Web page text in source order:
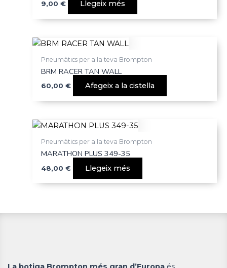
9,00€ Llegeix més
Pneumàtics per a la teva Brompton
BRM RACER TAN WALL
60,00€ Afegeix a la cistella
Pneumàtics per a la teva Brompton
MARATHON PLUS 349-35
48,00€ Llegeix més